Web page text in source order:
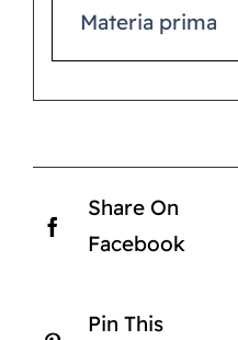
Materia prima
Share On
Facebook
Pin This